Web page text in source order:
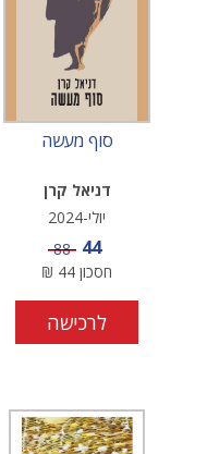
סוף מעשה
דניאל קרן
יולי-2024
מחיר מבצע
44 מחיר
88
חסכון 44
₪
לרכישה